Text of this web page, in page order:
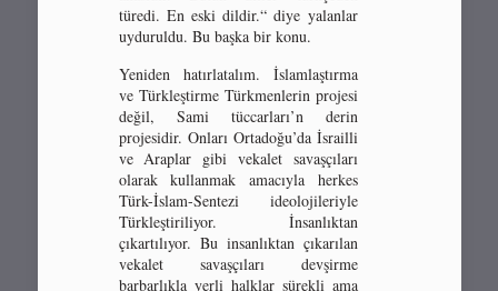
türedi. En eski dildir.“ diye yalanlar
uyduruldu. Bu başka bir konu.
Yeniden hatırlatalım. İslamlaştırma
ve Türkleştirme Türkmenlerin projesi
değil, Sami tüccarları’n derin
projesidir. Onları Ortadoğu’da İsrailli
ve Araplar gibi vekalet savaşçıları
olarak kullanmak amacıyla herkes
Türk-İslam-Sentezi ideolojileriyle
Türkleştiriliyor. İnsanlıktan
çıkartılıyor. Bu insanlıktan çıkarılan
vekalet savaşçıları devşirme
barbarlıkla yerli halklar sürekli ama